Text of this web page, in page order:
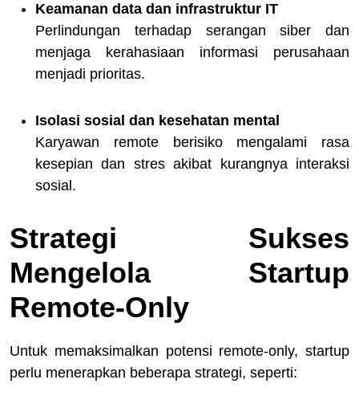
Keamanan data dan infrastruktur IT
Perlindungan terhadap serangan siber dan
menjaga kerahasiaan informasi perusahaan
menjadi prioritas.
Isolasi sosial dan kesehatan mental
Karyawan remote berisiko mengalami rasa
kesepian dan stres akibat kurangnya interaksi
sosial.
Strategi Sukses
Mengelola Startup
Remote-Only
Untuk memaksimalkan potensi remote-only, startup
perlu menerapkan beberapa strategi, seperti: